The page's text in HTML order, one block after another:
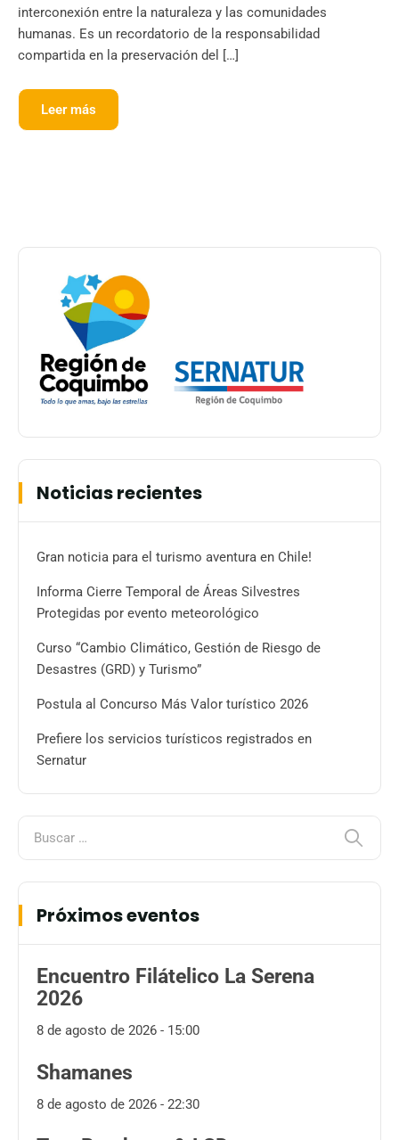
interconexión entre la naturaleza y las comunidades
humanas. Es un recordatorio de la responsabilidad
compartida en la preservación del […]
Leer más
Noticias recientes
Gran noticia para el turismo aventura en Chile!
Informa Cierre Temporal de Áreas Silvestres
Protegidas por evento meteorológico
Curso “Cambio Climático, Gestión de Riesgo de
Desastres (GRD) y Turismo”
Postula al Concurso Más Valor turístico 2026
Prefiere los servicios turísticos registrados en
Sernatur
Próximos eventos
Encuentro Filátelico La Serena
2026
8 de agosto de 2026 - 15:00
Shamanes
8 de agosto de 2026 - 22:30